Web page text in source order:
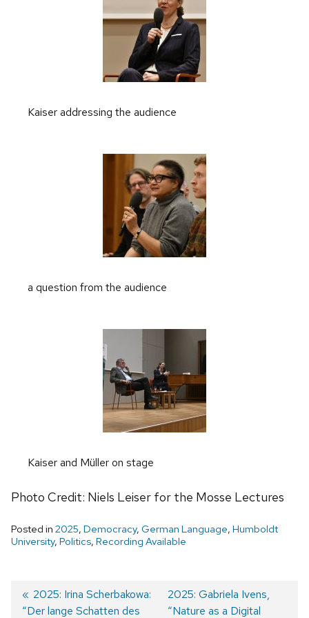
Kaiser addressing the audience
a question from the audience
Kaiser and Müller on stage
Photo Credit: Niels Leiser for the Mosse Lectures
Posted in 2025, Democracy, German Language, Humboldt
University, Politics, Recording Available
Previous
post:
2025: Irina Scherbakowa:
“Der lange Schatten des
Next
post:
2025: Gabriela Ivens,
“Nature as a Digital